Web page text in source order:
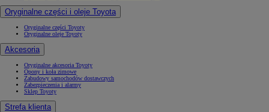
Oryginalne części i oleje Toyota
Oryginalne części Toyoty
Oryginalne oleje Toyoty
Akcesoria
Oryginalne akcesoria Toyoty
Opony i koła zimowe
Zabudowy samochodów dostawczych
Zabezpieczenia i alarmy
Sklep Toyoty
Strefa klienta